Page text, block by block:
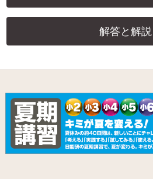
解答と解説